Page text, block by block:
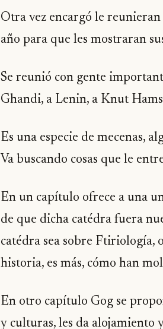
Otra vez encargó le
año para que les mostraran
Se reunió con gente
Ghandi, a Lenin, a Knut
Es una especie de mecenas,
Va buscando cosas que le
En un capítulo ofrece a una
de que dicha catédra fuera
catédra sea sobre Ftiriología,
historia, es más, cómo han
En otro capítulo Gog se
y culturas, les da alojamiento